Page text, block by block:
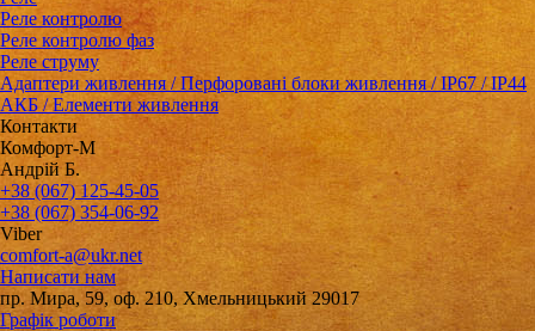
Реле контролю
Реле контролю фаз
Реле струму
Адаптери живлення / Перфоровані блоки живлення / IP67 / IP44
АКБ / Елементи живлення
Контакти
Комфорт-М
Андрій Б.
+38 (067) 125-45-05
+38 (067) 354-06-92
Viber
comfort-a@ukr.net
Написати нам
пр. Мира, 59, оф. 210, Хмельницький 29017
Графік роботи